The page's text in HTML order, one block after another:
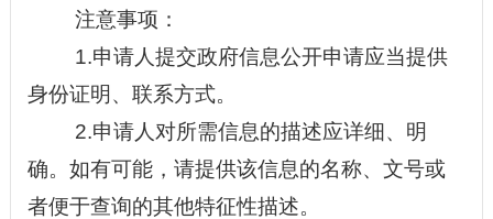
注意事项：
1.申请人提交政府信息公开申请应当提供
身份证明、联系方式。
2.申请人对所需信息的描述应详细、明
确。如有可能，请提供该信息的名称、文号或
者便于查询的其他特征性描述。